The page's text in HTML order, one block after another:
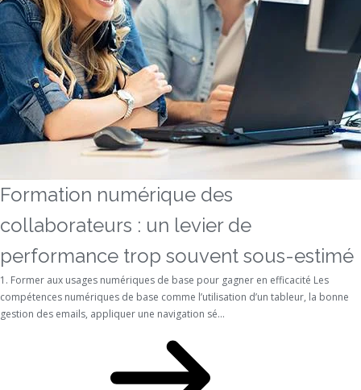
Formation numérique des
collaborateurs : un levier de
performance trop souvent sous-estimé
1. Former aux usages numériques de base pour gagner en efficacité Les
compétences numériques de base comme l’utilisation d’un tableur, la bonne
gestion des emails, appliquer une navigation sé...